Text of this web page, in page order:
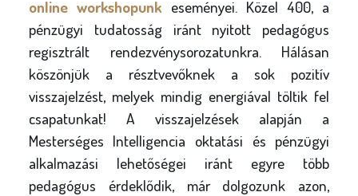
online workshopunk eseményei. Közel 400, a
pénzügyi tudatosság iránt nyitott pedagógus
regisztrált rendezvénysorozatunkra. Hálásan
köszönjük a résztvevőknek a sok pozitív
visszajelzést, melyek mindig energiával töltik fel
csapatunkat! A visszajelzések alapján a
Mesterséges Intelligencia oktatási és pénzügyi
alkalmazási lehetőségei iránt egyre több
pedagógus érdeklődik, már dolgozunk azon,